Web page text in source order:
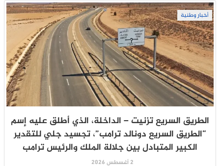
أخبار وطنية
الطريق السريع تزنيت – الداخلة، الذي أطلق عليه إسم
“الطريق السريع دونالد ترامب”، تجسيد جلي للتقدير
الكبير المتبادل بين جلالة الملك والرئيس ترامب
2 أغسطس 2026